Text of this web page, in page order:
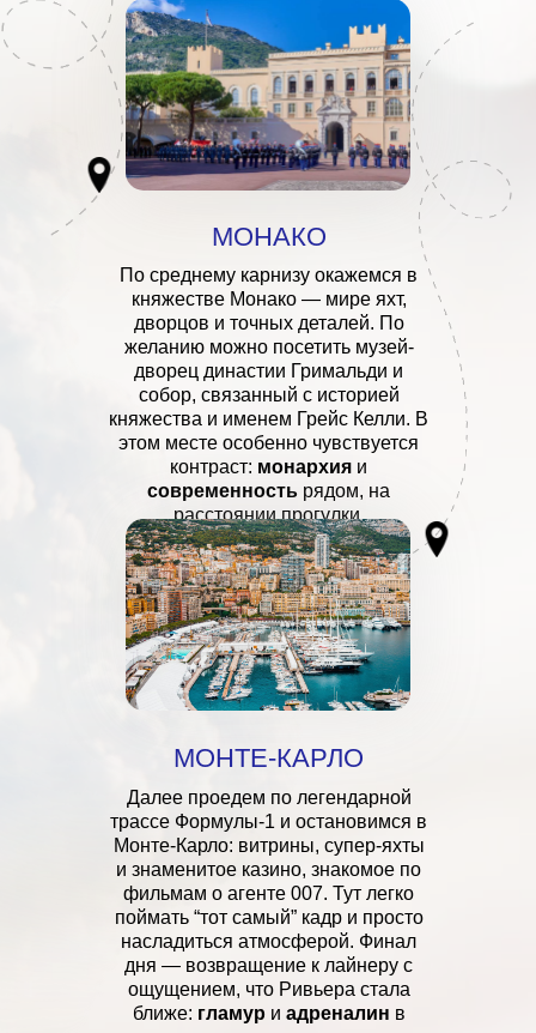
МОНАКО
По среднему карнизу окажемся в
княжестве Монако — мире яхт,
дворцов и точных деталей. По
желанию можно посетить музей-
дворец династии Гримальди и
собор, связанный с историей
княжества и именем Грейс Келли. В
этом месте особенно чувствуется
контраст: монархия и
современность рядом, на
расстоянии прогулки.
МОНТЕ-КАРЛО
Далее проедем по легендарной
трассе Формулы-1 и остановимся в
Монте-Карло: витрины, супер-яхты
и знаменитое казино, знакомое по
фильмам о агенте 007. Тут легко
поймать “тот самый” кадр и просто
насладиться атмосферой. Финал
дня — возвращение к лайнеру с
ощущением, что Ривьера стала
ближе: гламури адреналин в